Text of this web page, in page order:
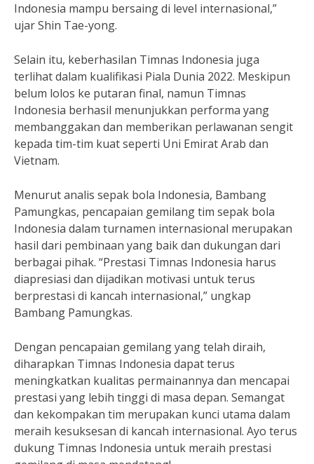
Indonesia mampu bersaing di level internasional,”
ujar Shin Tae-yong.
Selain itu, keberhasilan Timnas Indonesia juga
terlihat dalam kualifikasi Piala Dunia 2022. Meskipun
belum lolos ke putaran final, namun Timnas
Indonesia berhasil menunjukkan performa yang
membanggakan dan memberikan perlawanan sengit
kepada tim-tim kuat seperti Uni Emirat Arab dan
Vietnam.
Menurut analis sepak bola Indonesia, Bambang
Pamungkas, pencapaian gemilang tim sepak bola
Indonesia dalam turnamen internasional merupakan
hasil dari pembinaan yang baik dan dukungan dari
berbagai pihak. “Prestasi Timnas Indonesia harus
diapresiasi dan dijadikan motivasi untuk terus
berprestasi di kancah internasional,” ungkap
Bambang Pamungkas.
Dengan pencapaian gemilang yang telah diraih,
diharapkan Timnas Indonesia dapat terus
meningkatkan kualitas permainannya dan mencapai
prestasi yang lebih tinggi di masa depan. Semangat
dan kekompakan tim merupakan kunci utama dalam
meraih kesuksesan di kancah internasional. Ayo terus
dukung Timnas Indonesia untuk meraih prestasi